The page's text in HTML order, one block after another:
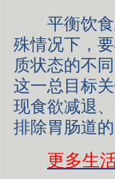
平衡饮食
殊情况下，
质状态的不
这一总目标
现食欲减退
排除胃肠道
更多生